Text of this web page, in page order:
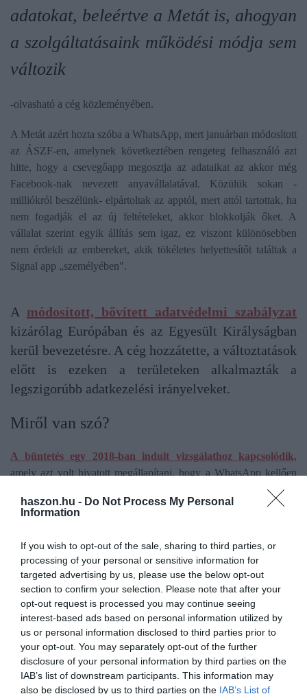
haszon.hu - Do Not Process My Personal
Information
If you wish to opt-out of the sale, sharing to third parties, or
processing of your personal or sensitive information for
targeted advertising by us, please use the below opt-out
section to confirm your selection. Please note that after your
opt-out request is processed you may continue seeing
interest-based ads based on personal information utilized by
us or personal information disclosed to third parties prior to
your opt-out. You may separately opt-out of the further
disclosure of your personal information by third parties on the
IAB’s list of downstream participants. This information may
also be disclosed by us to third parties on the IAB’s List of
adatokat, beleértve a Metát is, ahogyan
a szolgáltatásaink működési módja sem
változik
-olvasható a cég közleményében.
A Metát azért hozta szóba a WhatsApp, mert januárban módosított
az ÁSZF-en, amelynek következtében rengeteg felhasználó azt
hitte, hogy a csevegőapp megosztja az adataikat az akkor még
Facebook-nak nevezett anyavállalatával. Közülük sokan -
milliókról beszélünk- elpártoltak az apptól, mert attól tartottak, ha
nem fogadják el az új feltételeket, akkor blokkolják őket. A
vállalat szerint egyik állítás sem igaz, ez viszont különösebben
nem érdekli az embereket, akik tökéletes helyettesítőt találtak a
Signal app „személyében".
A módosított, bővített adatvédelmi szabályzat
kizárólag Európában és az Egyesült Királyságban
kerül bevezetésre. A cég hozzátette, a változtatások
előtt is ezeken a területeken alkalmazták a
legszigorúbb adatkezelési irányelveket.
Miről van szó?
A büntetés egy 2018-ban indult vizsgálathoz kapcsolódik,
amely azt volt hivatott megállapítani, hogy a WhatsApp kellően
átláthatóan kezeli-e a felhasználói adatokat. A felmerülő
problémák rendkívül technikai jellegűek voltak. A felügyelők
mennyire voltak világosak az adatvédelmi irányelvei. Az
utóbbiakat egyébként a cég az elmúlt években többször is
módosította. A bizottság döntése azt jelzi, hogy a cég nem tett
eleget a GDPR előírásoknak.
A bizottság korábban még soha nem szabott ki ekkora bírságot
egyetlen vállalatra sem. Sőt, a GDPR előírásokhoz köthető
bírságok listáján is a második helyet foglalja el a WhatsApp esete,
közvetlenül az Amazon mögött.